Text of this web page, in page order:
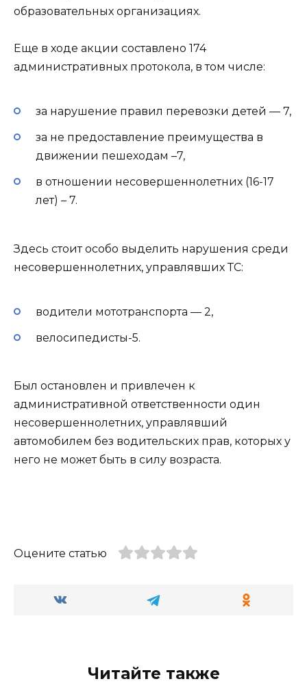
образовательных организациях.
Еще в ходе акции составлено 174
административных протокола, в том числе:
за нарушение правил перевозки детей — 7,
за не предоставление преимущества в
движении пешеходам –7,
в отношении несовершеннолетних (16-17
лет) – 7.
Здесь стоит особо выделить нарушения среди
несовершеннолетних, управлявших ТС:
водители мототранспорта — 2,
велосипедисты-5.
Был остановлен и привлечен к
административной ответственности один
несовершеннолетних, управлявший
автомобилем без водительских прав, которых у
него не может быть в силу возраста.
Оцените статью
Читайте также